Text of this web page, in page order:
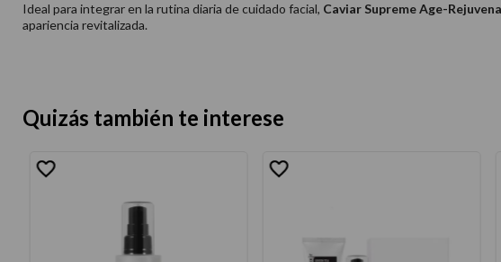
Ideal para integrar en la rutina diaria de cuidado facial, Caviar Supreme Age-
apariencia revitalizada.
Quizás también te interese